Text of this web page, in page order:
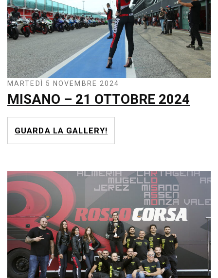
MARTEDÌ 5 NOVEMBRE 2024
MISANO – 21 OTTOBRE 2024
GUARDA LA GALLERY!